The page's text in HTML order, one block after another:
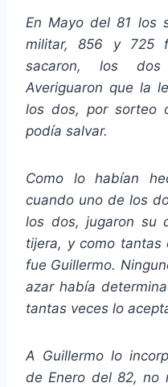
En Mayo del 81 los
militar, 856 y 725
sacaron, los
Averiguaron que la
los dos, por sorteo
podía salvar.
Como lo habían
cuando uno de los
los dos, jugaron su
tijera, y como tantas
fue Guillermo.
azar había
tantas veces lo
A Guillermo lo
de Enero del 82, no